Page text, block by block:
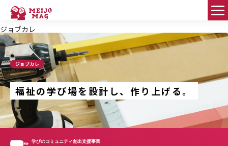
FEATURE PEOPLE
Good Fellows
MEIJO DIAMOND
HELLO WORLD!
ジョブカレ
ジョブカレ
福祉の学び場を設計し、作り上げる。
学びのコミュニティ創出支援事業